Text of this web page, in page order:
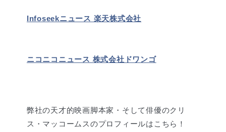
Infoseekニュース 楽天株式会社
ニコニコニュース 株式会社ドワンゴ
弊社の天才的映画脚本家・そして俳優のクリ
ス・マッコームスのプロフィールはこちら！